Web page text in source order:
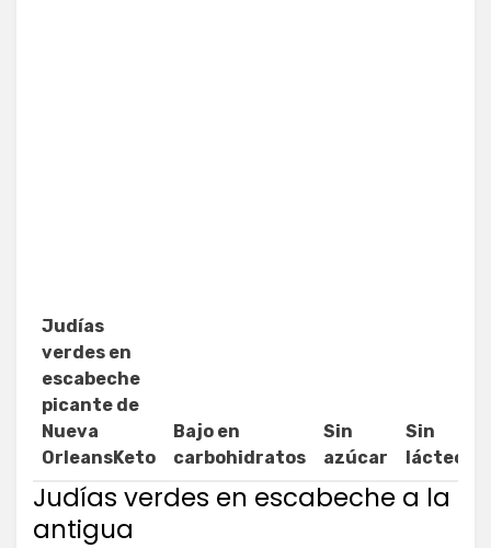
Judías
verdes en
escabeche
picante de
Nueva
OrleansKeto
Bajo en
carbohidratos
Sin
azúcar
Sin
lácteos
Judías verdes en escabeche a la
antigua